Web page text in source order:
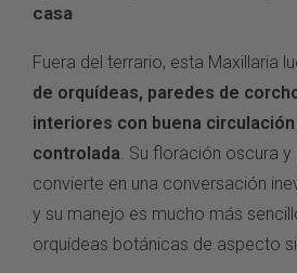
casa
Fuera del terrario, esta Maxillaria
de orquídeas, paredes de
interiores con buena
controlada Su floración oscura
convierte en una conversación
y su manejo es mucho más
orquídeas botánicas de aspecto